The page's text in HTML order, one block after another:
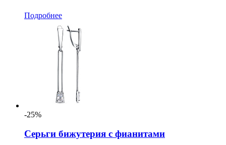
Подробнее
-25%
Серьги бижутерия с фианитами